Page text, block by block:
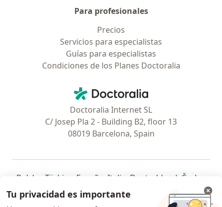
Para profesionales
Precios
Servicios para especialistas
Guías para especialistas
Condiciones de los Planes Doctoralia
Doctoralia - Página de inicio
Doctoralia Internet SL
C/ Josep Pla 2 - Building B2, floor 13
08019 Barcelona, Spain
Polska se abre en una nueva pestaña
Türkiye se abre en una nueva pestaña
España se abre en una nueva pestaña
Italia se abre en una nueva
Deutschlandse abre en
Česko
Portugal
se abre en una nueva pestaña
México se abre en una nueva pestaña
Chile se abre en una nueva pestaña
Brasil se abre en una nueva
se abre en
se
se abre en una nueva
Tu privacidad es importante